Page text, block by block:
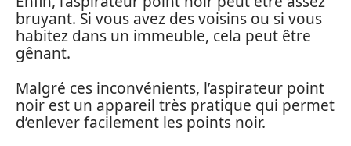
bruyant. Si vous avez des voisins ou si vous
habitez dans un immeuble, cela peut être
gênant.
Malgré ces inconvénients, l’aspirateur point
noir est un appareil très pratique qui permet
d’enlever facilement les points noir.